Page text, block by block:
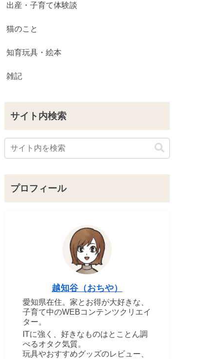
出産・子育て体験談
猫のこと
知育玩具・絵本
雑記
サイト内検索
プロフィール
越知谷（おちや）
愛知県在住。家とお得が大好きな、
子育て中のWEBコンテンツクリエイ
ター。
ITに強く、好きなものはとことん調
べるオタク気質。
玩具やおすすめグッズのレビュー、